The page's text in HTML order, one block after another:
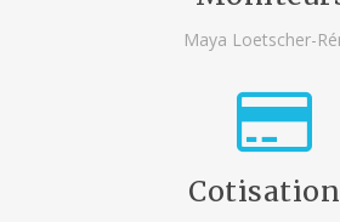
Maya Loetscher-